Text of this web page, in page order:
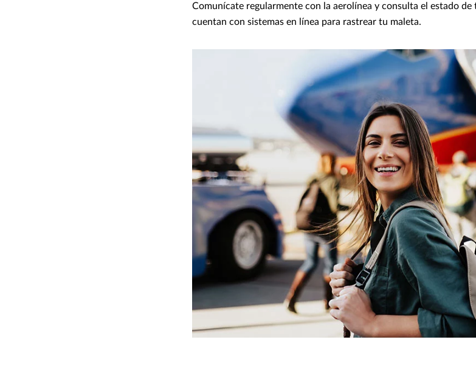
Comunícate regularmente con la aerolínea y consulta el estado de
cuentan con sistemas en línea para rastrear tu maleta.